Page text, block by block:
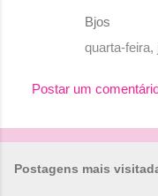
Bjos
quarta-feira,
Postar um
Postagens mais